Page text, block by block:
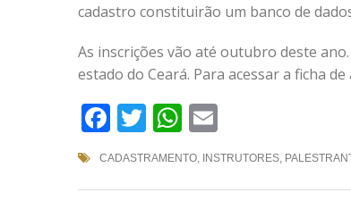
cadastro constituirão um banco de
As inscrições vão até outubro deste
estado do Ceará. Para acessar a ficha
Facebook
TwitterWhatsApp
CADASTRAMENTO, INSTRUTORES,